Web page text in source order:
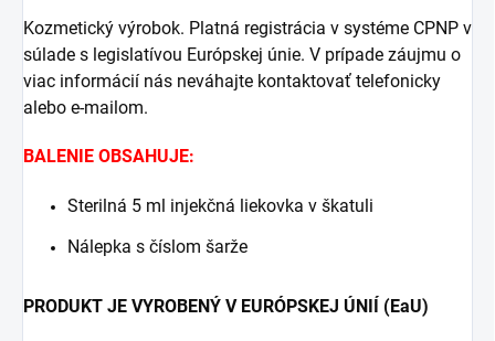
Kozmetický výrobok. Platná registrácia v systéme CPNP v
súlade s legislatívou Európskej únie. V prípade záujmu o
viac informácií nás neváhajte kontaktovať telefonicky
alebo e-mailom.
BALENIE OBSAHUJE:
Sterilná 5 ml injekčná liekovka v škatuli
Nálepka s číslom šarže
PRODUKT JE VYROBENÝ V EURÓPSKEJ ÚNIÍ (EaU)